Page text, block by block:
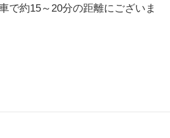
で約15～20分の距離にございま